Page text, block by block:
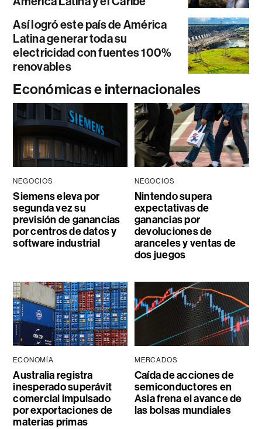
Así logró este país de América
Latina generar toda su
electricidad con fuentes 100%
renovables
Económicas e internacionales
NEGOCIOS
Siemens eleva por
segunda vez su
previsión de ganancias
por centros de datos y
software industrial
NEGOCIOS
Nintendo supera
expectativas de
ganancias por
devoluciones de
aranceles y ventas de
dos juegos
ECONOMÍA
Australia registra
inesperado superávit
comercial impulsado
por exportaciones de
materias primas
MERCADOS
Caída de acciones de
semiconductores en
Asia frena el avance de
las bolsas mundiales